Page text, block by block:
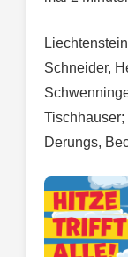
Schneider,
Derungs,